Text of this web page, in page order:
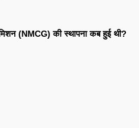
(NMCG)की स्थापना कब हुई थी?